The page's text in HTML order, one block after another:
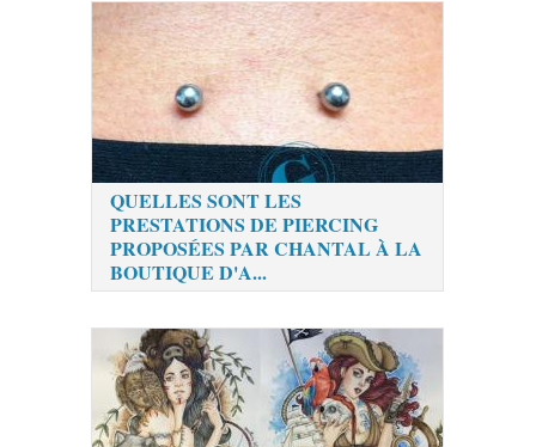
QUELLES SONT LES
PRESTATIONS DE PIERCING
PROPOSÉES PAR CHANTAL À LA
BOUTIQUE D'A...